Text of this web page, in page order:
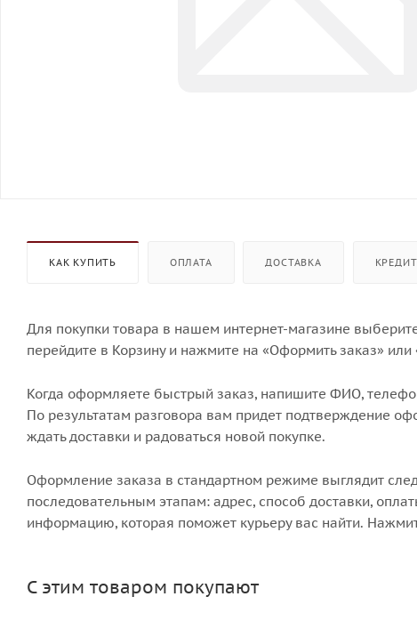
КАК КУПИТЬ ОПЛАТА ДОСТАВКА КРЕДИТ
Для покупки товара в нашем интернет-магазине
перейдите в Корзину и нажмите на «Оформить заказ» или
Когда оформляете быстрый заказ, напишите ФИО,
По результатам разговора вам придет подтверждение
ждать доставки и радоваться новой покупке.
Оформление заказа в стандартном режиме выглядит
последовательным этапам: адрес, способ доставки,
информацию, которая поможет курьеру вас найти.
С этим товаром покупают